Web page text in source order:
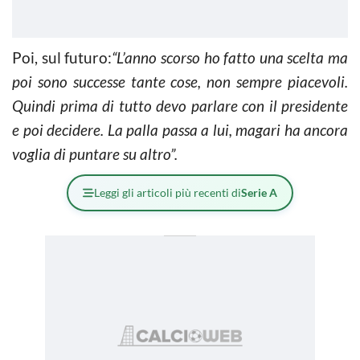
Poi, sul futuro:“L’anno scorso ho fatto una scelta ma
poi sono successe tante cose, non sempre piacevoli.
Quindi prima di tutto devo parlare con il presidente
e poi decidere. La palla passa a lui, magari ha ancora
voglia di puntare su altro”.
Leggi gli articoli più recenti diSerie A